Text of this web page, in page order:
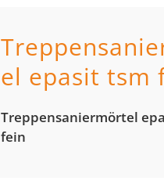
el epasit tsm
Treppen­sanier­mörtel epa
fein